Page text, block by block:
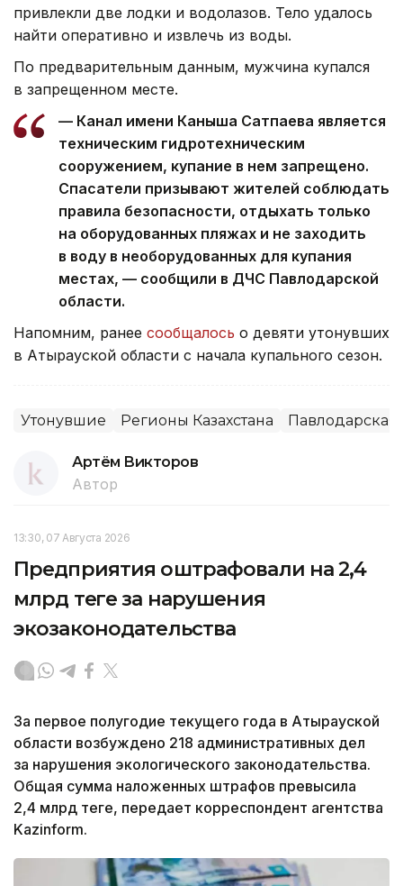
привлекли две лодки и водолазов. Тело удалось
найти оперативно и извлечь из воды.
По предварительным данным, мужчина купался
в запрещенном месте.
— Канал имени Каныша Сатпаева является
техническим гидротехническим
сооружением, купание в нем запрещено.
Спасатели призывают жителей соблюдать
правила безопасности, отдыхать только
на оборудованных пляжах и не заходить
в воду в необорудованных для купания
местах, — сообщили в ДЧС Павлодарской
области.
Напомним, ранее сообщалось о девяти утонувших
в Атырауской области с начала купального сезон.
Утонувшие Регионы Казахстана Павлодарская
Артём Викторов
Автор
13:30, 07 Августа 2026
Предприятия оштрафовали на 2,4
млрд теңге за нарушения
экозаконодательства
За первое полугодие текущего года в Атырауской
области возбуждено 218 административных дел
за нарушения экологического законодательства.
Общая сумма наложенных штрафов превысила
2,4 млрд теңге, передает корреспондент агентства
Kazinform.